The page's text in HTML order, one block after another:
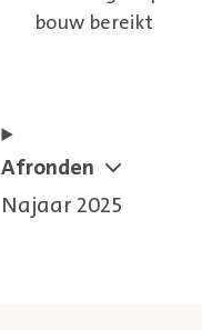
bouw bereikt
Aankomende stap
Afronden
Najaar 2025